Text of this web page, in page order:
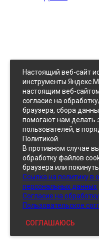
Джинс
Кожзам
Настоящий веб-сайт
инструменты
настоящим веб-
согласие на
браузера, сбора
помогают нам делать
пользователей, в
Политикой.
В противном случае
обработку файлов
браузера или
Ссылка на политику в
персональных данных
Согласие на
Пользовательское
СОГЛАШАЮСЬ